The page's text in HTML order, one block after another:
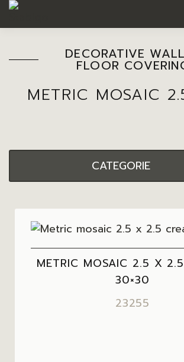
DECORATIVE
FLOOR
METRIC MOSAIC
CATEGORIE
METRIC MOSAIC 2.5 X
30×30
23255